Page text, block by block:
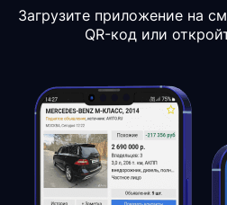
Загрузите приложение на
QR-код или